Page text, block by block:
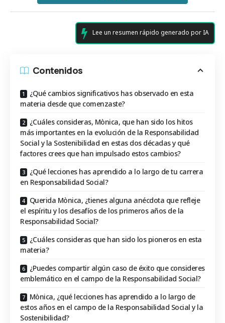
Lee un resumen rápido generado por IA
Contenidos
¿Qué cambios significativos has observado en esta
materia desde que comenzaste?
¿Cuáles consideras, Mònica, que han sido los hitos
más importantes en la evolución de la Responsabilidad
Social y la Sostenibilidad en estas dos décadas y qué
factores crees que han impulsado estos cambios?
¿Qué lecciones has aprendido a lo largo de tu carrera
en Responsabilidad Social?
Querida Mònica, ¿tienes alguna anécdota que refleje
el espíritu y los desafíos de los primeros años de la
Responsabilidad Social?
¿Cuáles consideras que han sido los pioneros en esta
materia?
¿Puedes compartir algún caso de éxito que consideres
emblemático en el campo de la Responsabilidad Social?
Mònica, ¿qué lecciones has aprendido a lo largo de
estos años en el campo de la Responsabilidad Social y la
Sostenibilidad?